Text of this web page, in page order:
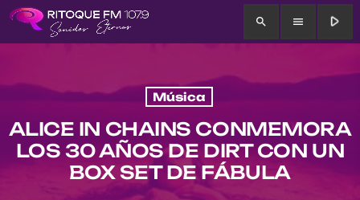
search menu play_arrow
Música
ALICE IN CHAINS CONMEMORA
LOS 30 AÑOS DE DIRT CON UN
BOX SET DE FÁBULA